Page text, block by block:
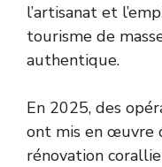
l’artisanat et
tourisme de
authentique.
En 2025, des
ont mis en œuvre
rénovation